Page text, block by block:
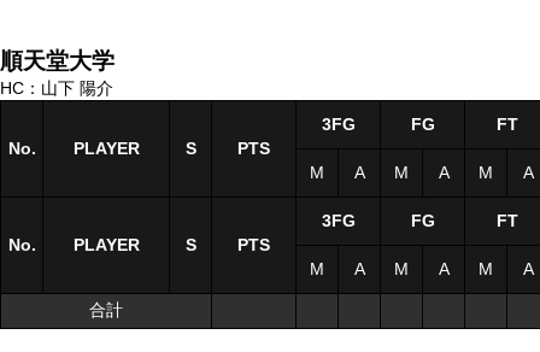
順天堂大学
HC：山下 陽介
No. PLAYER S
No. PLAYER S
合計
No. PLAYER S PTS
3FG FG FT
M A M A M A
No. PLAYER S PTS
3FG FG FT
M A M A M A
合計